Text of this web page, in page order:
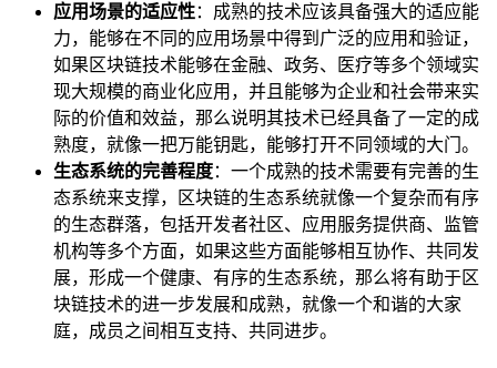
应用场景的适应性：成熟的技术应该具备强大的适应能
力，能够在不同的应用场景中得到广泛的应用和验证，
如果区块链技术能够在金融、政务、医疗等多个领域实
现大规模的商业化应用，并且能够为企业和社会带来实
际的价值和效益，那么说明其技术已经具备了一定的成
熟度，就像一把万能钥匙，能够打开不同领域的大门。
生态系统的完善程度：一个成熟的技术需要有完善的生
态系统来支撑，区块链的生态系统就像一个复杂而有序
的生态群落，包括开发者社区、应用服务提供商、监管
机构等多个方面，如果这些方面能够相互协作、共同发
展，形成一个健康、有序的生态系统，那么将有助于区
块链技术的进一步发展和成熟，就像一个和谐的大家
庭，成员之间相互支持、共同进步。